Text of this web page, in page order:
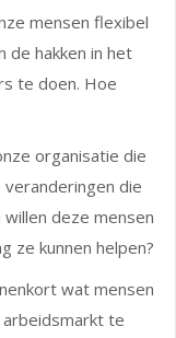
mensen flexibel
de hakken in het
te doen. Hoe
organisatie die
die
deze mensen
ze kunnen helpen?
wat mensen
arbeidsmarkt te